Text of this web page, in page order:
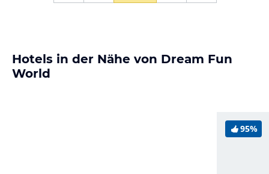
Hotels in der Nähe von Dream Fun
World
95%